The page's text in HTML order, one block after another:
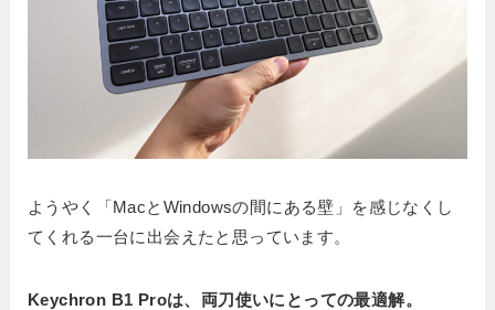
ようやく「MacとWindowsの間にある壁」を感じなくし
てくれる一台に出会えたと思っています。
Keychron B1 Proは、両刀使いにとっての最適解。